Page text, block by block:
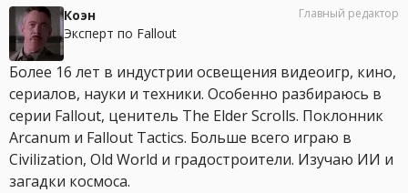
Коэн
Эксперт по Fallout
Главный редактор
Более 16 лет в индустрии освещения видеоигр, кино,
сериалов, науки и техники. Особенно разбираюсь в
серии Fallout, ценитель The Elder Scrolls. Поклонник
Arcanum и Fallout Tactics. Больше всего играю в
Civilization, Old World и градостроители. Изучаю ИИ и
загадки космоса.